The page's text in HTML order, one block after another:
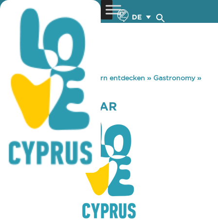
DE
You are here: Home »Zypern entdecken » Gastronomy»
ZENTA SNACK BAR
ZENTA SNACK BAR